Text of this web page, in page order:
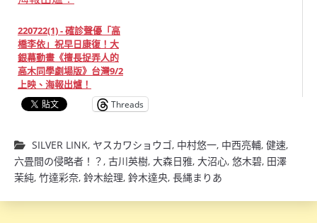
220722(1) - 確診聲優「高
橋李依」祝早日康復！大
銀幕動畫《擅長捉弄人的
高木同學劇場版》台灣9/2
上映、海報出爐！
Threads
SILVER LINK, ヤスカワショウゴ, 中村悠一, 中西亮輔, 健速,
六畳間の侵略者！？, 古川英樹, 大森日雅, 大沼心, 悠木碧, 田澤
茉純, 竹達彩奈, 鈴木絵理, 鈴木達央, 長縄まりあ